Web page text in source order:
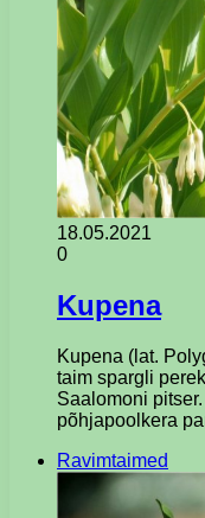
18.05.2021
0
Kupena
Kupena (lat.
taim spargli
Saalomoni
põhjapoolkera
Ravimtaimed